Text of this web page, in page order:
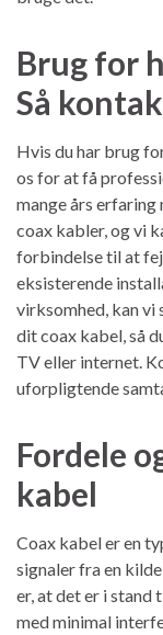
Brug for
Så
Hvis du har brug
os for at få
mange års
coax kabler, og vi
forbindelse til at
eksisterende
virksomhed, kan
dit coax kabel, så
TV eller internet.
uforpligtende
Fordele
kabel
Coax kabel er en
signaler fra en
er, at det er i stand
med minimal